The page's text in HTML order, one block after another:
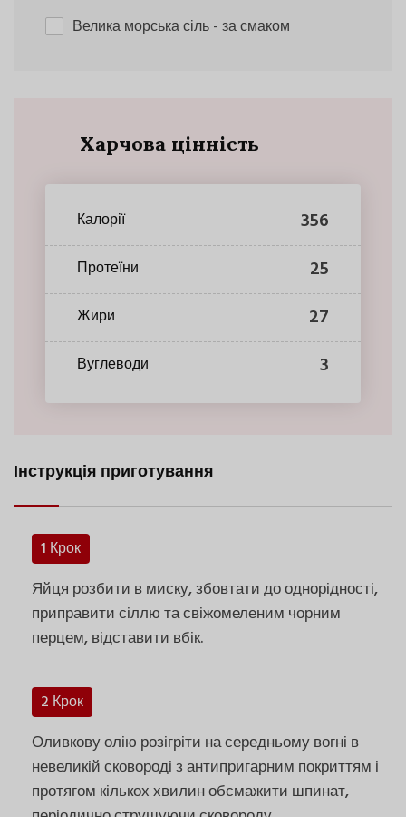
Велика морська сіль- за смаком
Харчова цінність
Калорії 356
Протеїни 25
Жири 27
Вуглеводи 3
Інструкція приготування
1 Крок
Яйця розбити в миску, збовтати до однорідності,
приправити сіллю та свіжомеленим чорним
перцем, відставити вбік.
2 Крок
Оливкову олію розігріти на середньому вогні в
невеликій сковороді з антипригарним покриттям і
протягом кількох хвилин обсмажити шпинат,